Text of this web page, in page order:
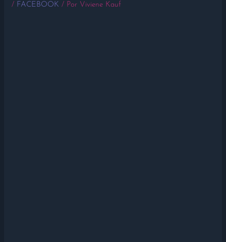
/ FACEBOOK / Por Viviene Kauf